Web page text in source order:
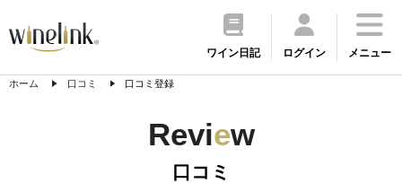
ワイン日記 ログイン メニュー
ホーム 口コミ 口コミ登録
Review
口コミ